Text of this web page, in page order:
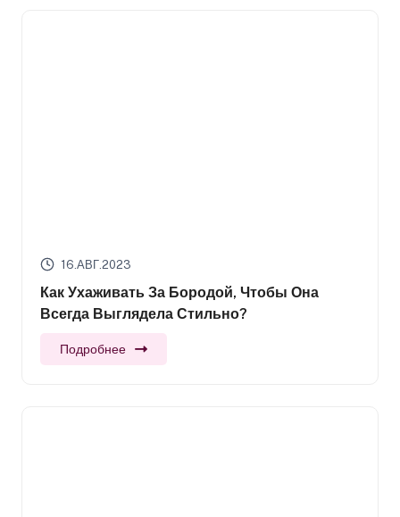
16.АВГ.2023
Как Ухаживать За Бородой, Чтобы Она
Всегда Выглядела Стильно?
Подробнее